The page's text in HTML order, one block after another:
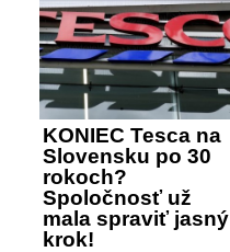
KONIEC Tesca na
Slovensku po 30
rokoch?
Spoločnosť už
mala spraviť jasný
krok!